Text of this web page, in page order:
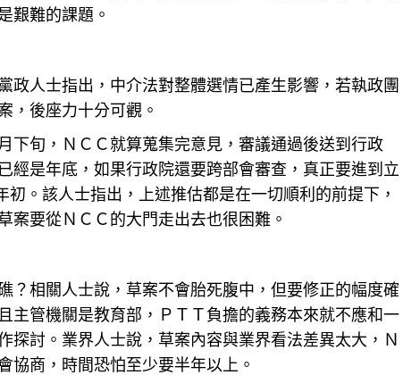
艱難的課題。
政人士指出，中介法對整體選情已產生影響，若執政團
，後座力十分可觀。
下旬，ＮＣＣ就算蒐集完意見，審議通過後送到行政
經是年底，如果行政院還要跨部會審查，真正要進到立
。該人士指出，上述推估都是在一切順利的前提下，
案要從ＮＣＣ的大門走出去也很困難。
？相關人士說，草案不會胎死腹中，但要修正的幅度確
主管機關是教育部，ＰＴＴ負擔的義務本來就不應和一
探討。業界人士說，草案內容與業界看法差異太大，Ｎ
協商，時間恐怕至少要半年以上。